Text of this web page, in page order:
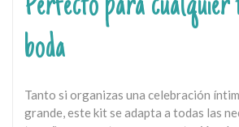
boda
Tanto si organizas una celebración
grande, este kit se adapta a todas las